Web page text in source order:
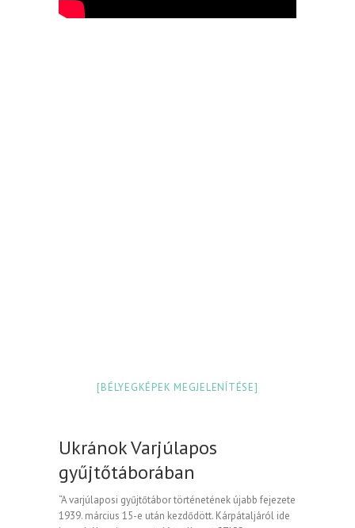
[BÉLYEGKÉPEK MEGJELENÍTÉSE]
Ukránok Varjúlapos
gyűjtőtáborában
“A varjúlaposi gyűjtőtábor történetének újabb fejezete
1939. március 15-e után kezdődött. Kárpátaljáról ide